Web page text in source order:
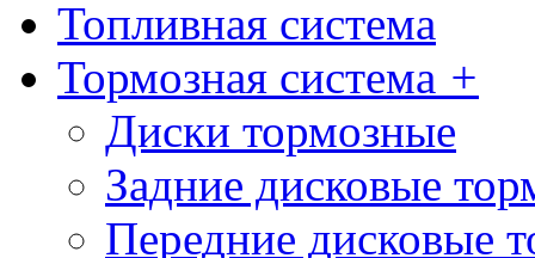
Топливная система
Тормозная система +
Диски тормозные
Задние дисковые
Передние дисковые